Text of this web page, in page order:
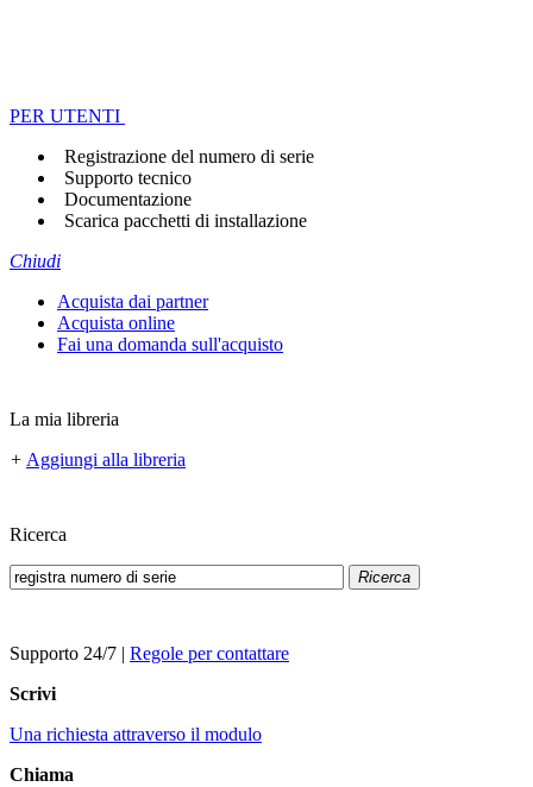
PER UTENTI
Registrazione del numero di serie
Supporto tecnico
Documentazione
Scarica pacchetti di installazione
Chiudi
Acquista dai partner
Acquista online
Fai una domanda sull'acquisto
La mia libreria
+ Aggiungi alla libreria
Ricerca
Ricerca
Supporto 24/7 | Regole per contattare
Scrivi
Una richiesta attraverso il modulo
Chiama